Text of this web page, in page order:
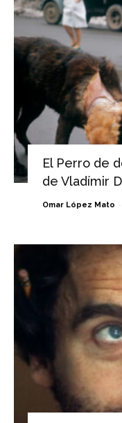
El Perro de
de Vladímir
Omar López Mato -